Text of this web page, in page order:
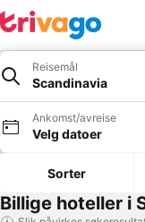
Reisemål
Scandinavia
Ankomst/avreise
Velg datoer
Sorter
Billige hoteller i